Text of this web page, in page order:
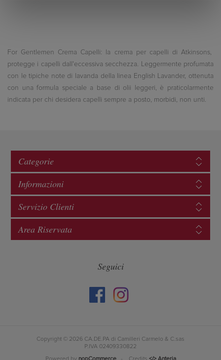
For Gentlemen Crema Capelli: la crema per capelli di Atkinsons,
protegge i capelli dall'eccessiva secchezza. Leggermente profumata
con le tipiche note di lavanda della linea English Lavander, ottenuta
con una formula speciale a base di olii leggeri, è praticolarmente
indicata per chi desidera capelli sempre a posto, morbidi, non unti.
Categorie
Informazioni
Servizio Clienti
Area Riservata
Seguici
Copyright © 2026 CA.DE.PA di Camilleri Carmelo & C.sas
P.IVA 02409330822